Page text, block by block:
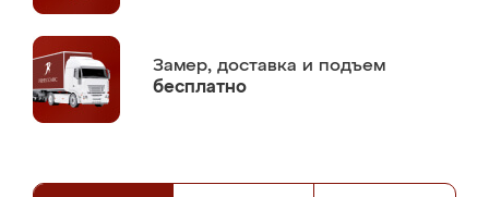
Замер, доставка и подъем
бесплатно